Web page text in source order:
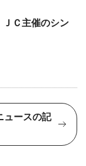
Ｃ主催のシン
ュースの記